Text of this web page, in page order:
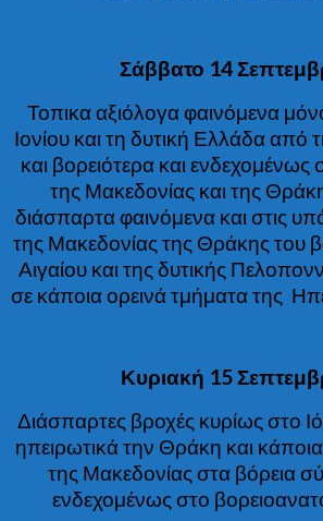
Σάββατο 14
Τοπικα αξιόλογα φαινόμενα
Ιονίου και τη δυτική Ελλάδα από
και βορειότερα και
της Μακεδονίας και της
διάσπαρτα φαινόμενα και στις
της Μακεδονίας της Θράκης του
Αιγαίου και της δυτικής
σε κάποια ορεινά τμήματα της
Κυριακή 15
Διάσπαρτες βροχές κυρίως στο
ηπειρωτικά την Θράκη και
της Μακεδονίας στα βόρεια
ενδεχομένως στο